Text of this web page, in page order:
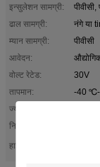
इन्सुलेशन सामग्री:
ढाल सामग्री:
नंगे या
म्यान सामग्री:
पीवीसी
आवेदन:
वोल्ट रेटेड:
30V
तापमान:
-40
ज्योति:
नि: शुल्क नमूने:
हाई लाइट: